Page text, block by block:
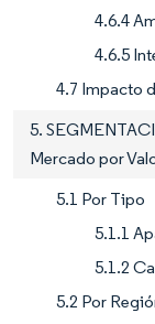
4.6.4
4.6.5
4.7 Impacto
5.
Mercado por
5.1 Por Tipo
5.1.1
5.1.2
5.2 Por